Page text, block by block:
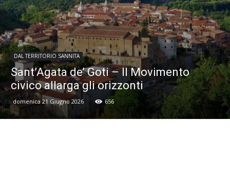
DAL TERRITORIO SANNITA
Sant’Agata de’ Goti – Il Movimento
civico allarga gli orizzonti
domenica 21 Giugno 2026 656